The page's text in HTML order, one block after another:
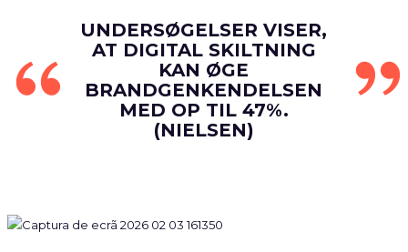
UNDERSØGELSER VISER,
AT DIGITAL SKILTNING
KAN ØGE
BRANDGENKENDELSEN
MED OP TIL 47%.
(NIELSEN)